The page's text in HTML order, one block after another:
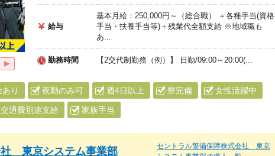
給与
基本月給：250,000円～（総合職） ＋各種手当(資格
手当・扶養手当等)＋残業代全額支給 ※地域職も
あ...
勤務時間 【2交代制勤務（例）】 日勤/09:00～20:00(...
り 夜勤のみ可 週4日以上 寮完備 女性活躍中
交通費別途支給 家族手当
社 東京システム事業部
セントラル警備保障株式会社 東京